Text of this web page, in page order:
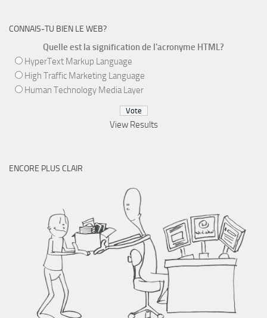
CONNAIS-TU BIEN LE WEB?
Quelle est la signification de l'acronyme HTML?
HyperText Markup Language
High Traffic Marketing Language
Human Technology Media Layer
View Results
ENCORE PLUS CLAIR